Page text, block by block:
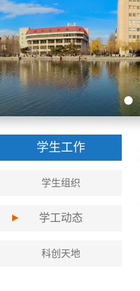
学生工作
学生组织
学工动态
科创天地